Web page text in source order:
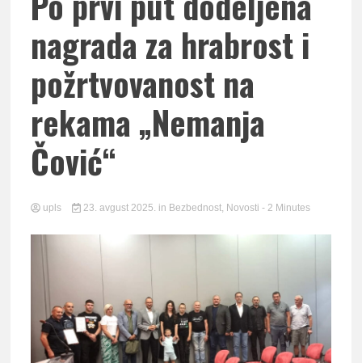
nagrada za hrabrost i
požrtvovanost na
rekama „Nemanja
Čović“
upls 23. avgust 2025. in Bezbednost, Novosti - 2 Minutes